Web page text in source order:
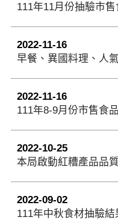
111年11月份抽驗市
2022-11-16
早餐、異國料理、人
2022-11-16
111年8-9月份市售食
2022-10-25
本局啟動紅糟產品品
2022-09-02
111年中秋食材抽驗結